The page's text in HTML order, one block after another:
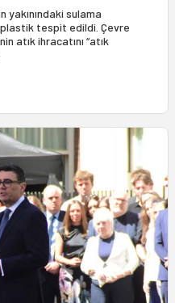
yakınındaki sulama
tespit edildi. Çevre
atık ihracatını “atık